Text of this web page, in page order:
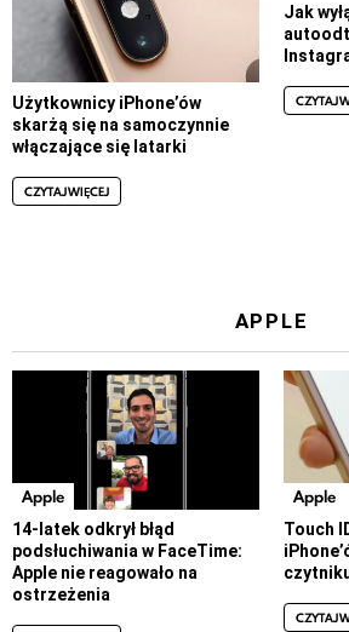
Użytkownicy iPhone’ów
skarżą się na samoczynnie
włączające się latarki
CZYTAJ WIĘCEJ
Jak
CZYTAJ
APPLE
Apple
14-latek odkrył błąd
podsłuchiwania w FaceTime:
Apple nie reagowało na
ostrzeżenia
Apple
Touch
CZYTAJ